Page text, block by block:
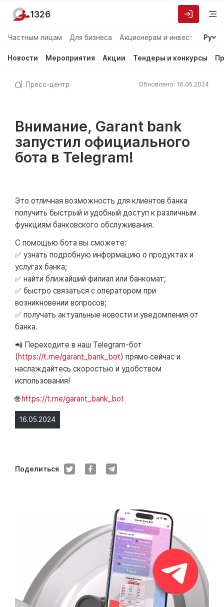
Частным лицам Для бизнеса Акционерам и инвесторам
Ру
Новости Мероприятия Акции Тендеры и конкурсы
1326
Пресс-центр Обновлено: 16.05.2024
Внимание, Garant bank
запустил официального
бота в Telegram!
16.05.2024
Поделиться
Это отличная возможность для клиентов банка
получить быстрый и удобный доступ к различным
функциям банковского обслуживания.
С помощью бота вы сможете:
✅ узнать подробную информацию о продуктах и
услугах банка;
✅ найти ближайший филиал или банкомат;
✅ быстро связаться с оператором при
возникновении вопросов;
✅ получать актуальные новости и уведомления от
банка.
📲 Переходите в наш Telegram-бот
(https://t.me/garant_bank_bot) прямо сейчас и
наслаждайтесь скоростью и удобством
использования!
🌐https://t.me/garant_bank_bot